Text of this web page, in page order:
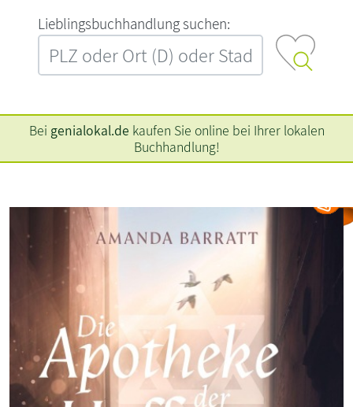
L‍i‍e‍b‍l‍i‍n‍g‍s‍b‍u‍c‍h‍h‍a‍n‍d‍l‍u‍n‍g‍ ‍s‍u‍c‍h‍e‍n‍:‍
Bei genialokal.de kaufen Sie online bei Ihrer lokalen
Buchhandlung!